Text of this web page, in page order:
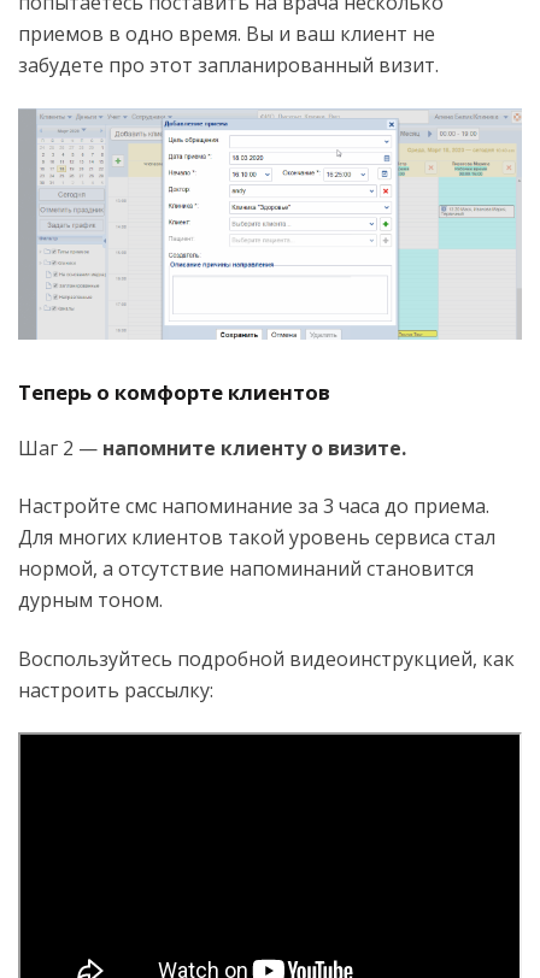
приемов в одно время. Вы и ваш клиент не
забудете про этот запланированный визит.
Теперь о комфорте клиентов
Шаг 2 — напомните клиенту о визите.
Настройте смс напоминание за 3 часа до приема.
Для многих клиентов такой уровень сервиса стал
нормой, а отсутствие напоминаний становится
дурным тоном.
Воспользуйтесь подробной видеоинструкцией, как
настроить рассылку: